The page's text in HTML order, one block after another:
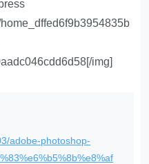
img]
adobe-photoshop-